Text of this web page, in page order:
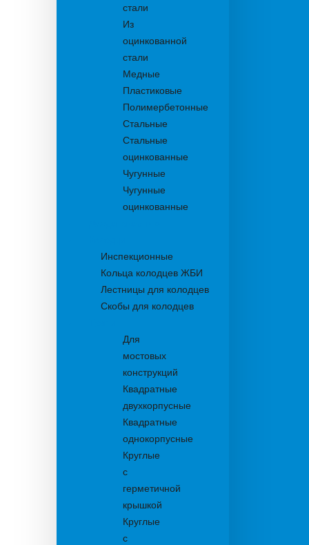
стали
Из
оцинкованной
стали
Медные
Пластиковые
Полимербетонные
Стальные
Стальные
оцинкованные
Чугунные
Чугунные
оцинкованные
Инспекционные
Кольца колодцев ЖБИ
Лестницы для колодцев
Скобы для колодцев
Для
мостовых
конструкций
Квадратные
двухкорпусные
Квадратные
однокорпусные
Круглые
с
герметичной
крышкой
Круглые
с